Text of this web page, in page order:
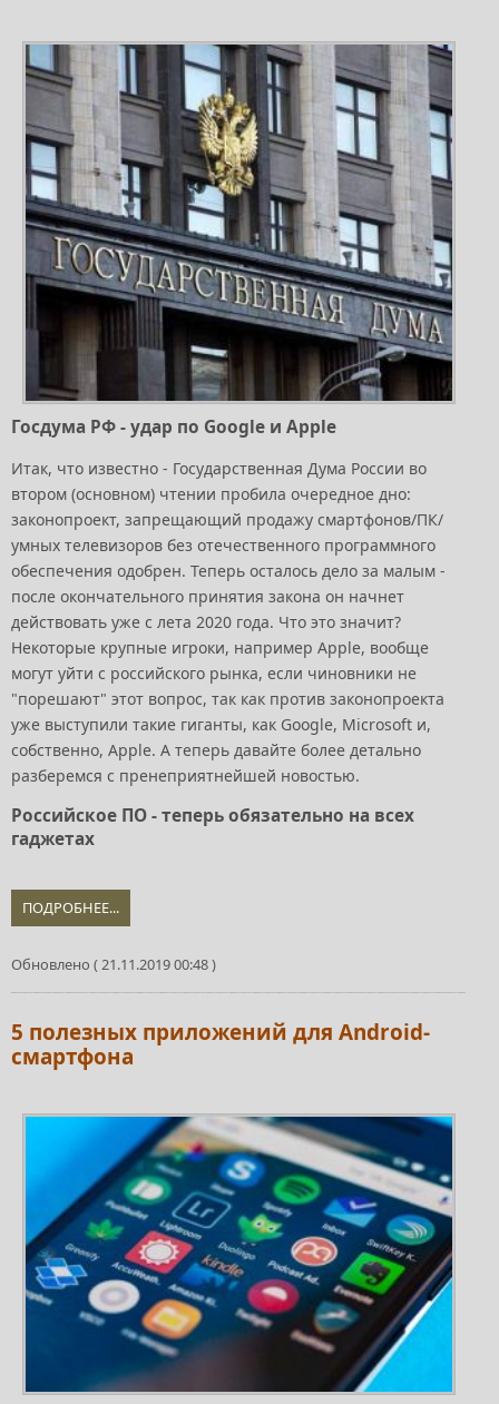
Госдума РФ - удар по Google и Apple
Итак, что известно - Государственная Дума России во
втором (основном) чтении пробила очередное дно:
законопроект, запрещающий продажу смартфонов/ПК/
умных телевизоров без отечественного программного
обеспечения одобрен. Теперь осталось дело за малым -
после окончательного принятия закона он начнет
действовать уже с лета 2020 года. Что это значит?
Некоторые крупные игроки, например Apple, вообще
могут уйти с российского рынка, если чиновники не
"порешают" этот вопрос, так как против законопроекта
уже выступили такие гиганты, как Google, Microsoft и,
собственно, Apple. А теперь давайте более детально
разберемся с пренеприятнейшей новостью.
Российское ПО - теперь обязательно на всех
гаджетах
ПОДРОБНЕЕ...
Обновлено ( 21.11.2019 00:48 )
5 полезных приложений для Android-
смартфона